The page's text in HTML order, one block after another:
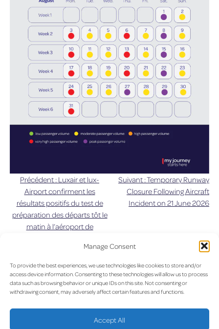
Manage Consent
To provide the best experiences, we use technologies like cookies to store and/or
access device information. Consenting to these technologies will allow us to process
data such as browsing behavior or unique IDs on this site. Not consenting or
withdrawing consent, may adversely affect certain features and functions.
Accept All
Navigation
de
l’article
Précédent : Luxair et lux-
Airport confirment les
résultats positifs du test de
préparation des départs tôt le
matin à l’aéroport de
Suivant :Temporary Runway
Closure Following Aircraft
Incident on 21 June 2026
UPDAT